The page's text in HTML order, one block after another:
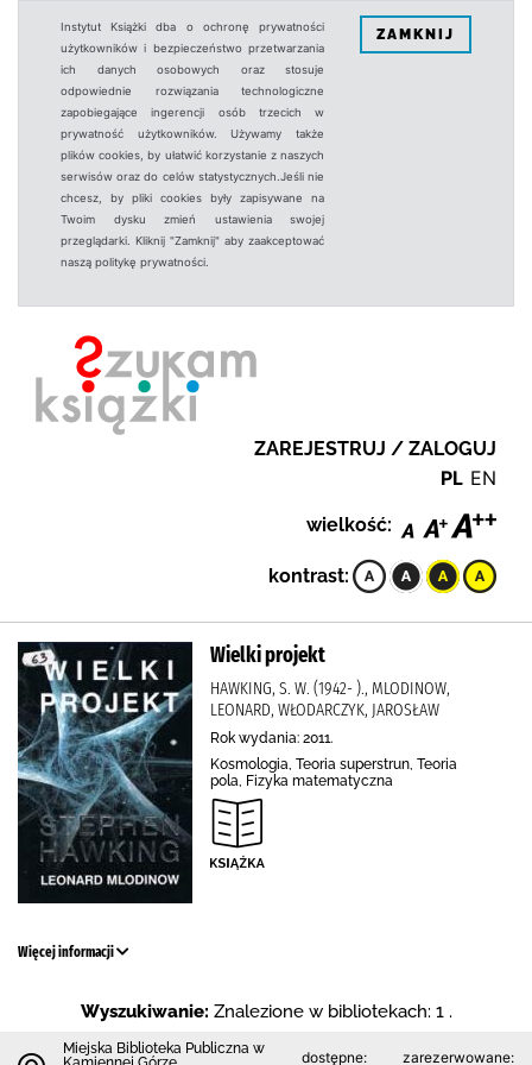
Instytut Książki dba o ochronę prywatności
użytkowników i bezpieczeństwo przetwarzania
ich danych osobowych oraz stosuje
odpowiednie rozwiązania technologiczne
zapobiegające ingerencji osób trzecich w
prywatność użytkowników. Używamy także
plików cookies, by ułatwić korzystanie z naszych
serwisów oraz do celów statystycznych.Jeśli nie
chcesz, by pliki cookies były zapisywane na
Twoim dysku zmień ustawienia swojej
przeglądarki. Kliknij "Zamknij" aby zaakceptować
naszą politykę prywatności.
ZAMKNIJ
ZAREJESTRUJ / ZALOGUJ
PL EN
wielkość:
kontrast:
Wielki projekt
HAWKING, S. W. (1942- )., MLODINOW,
LEONARD, WŁODARCZYK, JAROSŁAW
Rok wydania: 2011.
Kosmologia, Teoria superstrun, Teoria
pola, Fizyka matematyczna
Więcej informacji
Wyszukiwanie: Znalezione w bibliotekach: 1 .
Miejska Biblioteka Publiczna w
dostępne: zarezerwowane: